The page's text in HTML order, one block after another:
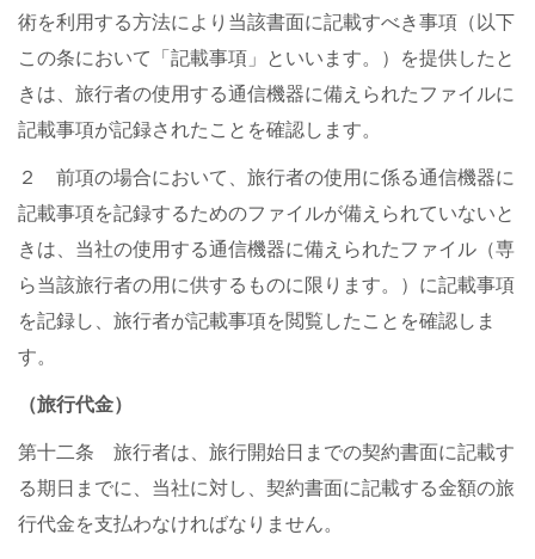
術を利用する方法により当該書面に記載すべき事項（以下
この条において「記載事項」といいます。）を提供したと
きは、旅行者の使用する通信機器に備えられたファイルに
記載事項が記録されたことを確認します。
２ 前項の場合において、旅行者の使用に係る通信機器に
記載事項を記録するためのファイルが備えられていないと
きは、当社の使用する通信機器に備えられたファイル（専
ら当該旅行者の用に供するものに限ります。）に記載事項
を記録し、旅行者が記載事項を閲覧したことを確認しま
す。
（旅行代金）
第十二条 旅行者は、旅行開始日までの契約書面に記載す
る期日までに、当社に対し、契約書面に記載する金額の旅
行代金を支払わなければなりません。